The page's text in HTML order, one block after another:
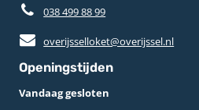
038 499 88 99
overijsselloket@overijssel.nl
Openingstijden
Vandaag gesloten